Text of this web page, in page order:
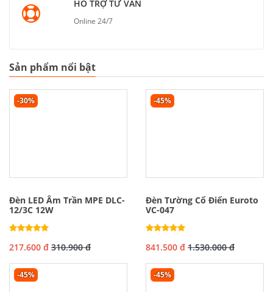
HỖ TRỢ TƯ VẤN
Online 24/7
Sản phẩm nổi bật
-30%
Đèn LED Âm Trần MPE DLC-
12/3C 12W
217.600 đ 310.900 đ
-45%
Đèn Tường Cổ Điển Euroto
VC-047
841.500 đ 1.530.000 đ
-45% -45%